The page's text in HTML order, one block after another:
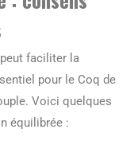
faciliter la
pour le Coq de
Voici quelques
équilibrée :